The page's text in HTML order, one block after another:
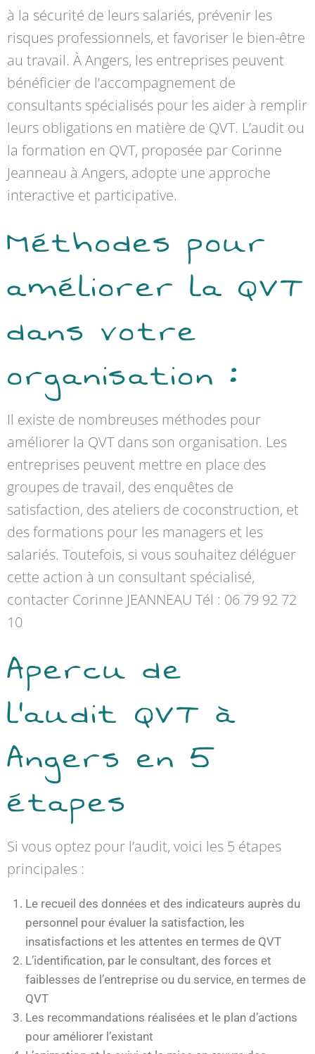
à la sécurité de leurs salariés, prévenir les
risques professionnels, et favoriser le bien-être
au travail. À Angers, les entreprises peuvent
bénéficier de l’accompagnement de
consultants spécialisés pour les aider à remplir
leurs obligations en matière de QVT. L’audit ou
la formation en QVT, proposée par Corinne
Jeanneau à Angers, adopte une approche
interactive et participative.
Méthodes pour
améliorer la QVT
dans votre
organisation :
Il existe de nombreuses méthodes pour
améliorer la QVT dans son organisation. Les
entreprises peuvent mettre en place des
groupes de travail, des enquêtes de
satisfaction, des ateliers de coconstruction, et
des formations pour les managers et les
salariés. Toutefois, si vous souhaitez déléguer
cette action à un consultant spécialisé,
contacter Corinne JEANNEAU Tél : 06 79 92 72
10
Apercu de
l’audit QVT à
Angers en 5
étapes
Si vous optez pour l’audit, voici les 5 étapes
principales :
Le recueil des données et des indicateurs auprès du
personnel pour évaluer la satisfaction, les
insatisfactions et les attentes en termes de QVT
L’identification, par le consultant, des forces et
faiblesses de l’entreprise ou du service, en termes de
QVT
Les recommandations réalisées et le plan d’actions
pour améliorer l’existant